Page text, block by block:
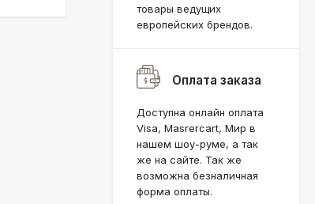
товары ведущих
европейских брендов.
Оплата заказа
Доступна онлайн оплата
Visa, Masrercart, Мир в
нашем шоу-руме, а так
же на сайте. Так же
возможна безналичная
форма оплаты.